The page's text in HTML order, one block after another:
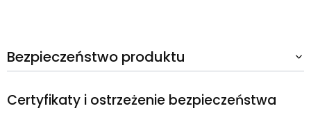
Bezpieczeństwo produktu
Certyfikaty i ostrzeżenie bezpieczeństwa